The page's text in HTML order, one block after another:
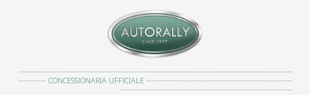
---------------------------------------------------------------------------------------------------
---------- CONCESSIONARIA UFFICIALE -----------------------------------------------------
--------------------------------------------------------------